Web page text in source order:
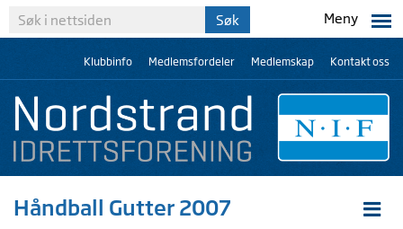
Meny
Klubbinfo Medlemsfordeler Medlemskap Kontakt oss
Håndball Gutter 2007